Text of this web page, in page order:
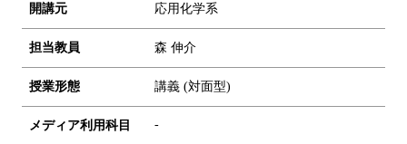
開講元 応用化学系
担当教員 森 伸介
授業形態 講義 (対面型)
メディア利用科目 -